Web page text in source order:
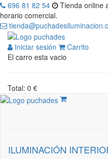
696 81 82 54 Tienda online
horario comercial.
Iniciar sesión
Carrito
El carro esta vacio
Total: 0 €
ILUMINACIÓN